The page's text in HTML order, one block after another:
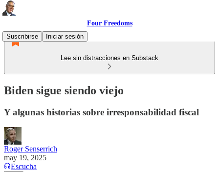
Four Freedoms
Suscribirse
Iniciar sesión
Lee sin distracciones en Substack
Biden sigue siendo viejo
Y algunas historias sobre irresponsabilidad fiscal
Roger Senserrich
may 19, 2025
Escucha